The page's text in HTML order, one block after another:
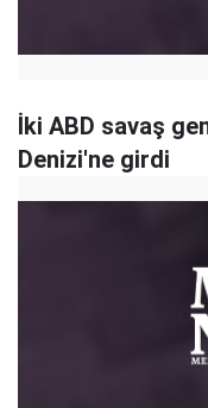
İki ABD savaş
Denizi'ne girdi